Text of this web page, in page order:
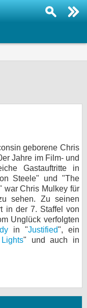
geborene Chris
Jahre im Film- und
Gastauftritte in
Steele" und "The
war Chris Mulkey für
sehen. Zu seinen
in der 7. Staffel von
Unglück verfolgten
in "Justified", ein
" und auch in